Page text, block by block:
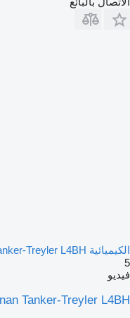
الكيميائية Sinan Tanker-Treyler L4BH
5
فيديو
Tanker-Treyler L4BH